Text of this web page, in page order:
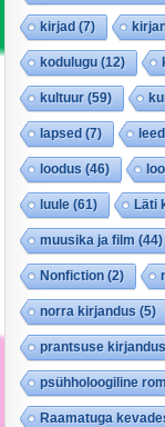
kirjad (7)
kodulugu (12)
kultuur(59)
lapsed (7)
loodus (46)
luule (61) Läti
muusika ja film (44)
Nonfiction (2)
norra kirjandus (5)
prantsuse kirjandus
psühholoogiline
Raamatuga